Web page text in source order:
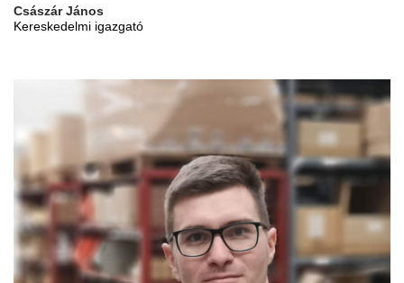
Császár János
Kereskedelmi igazgató